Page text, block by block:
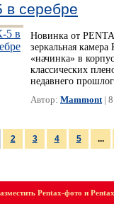
в серебре
Новинка от
зеркальная
«начинка» в
классических
недавнего
Автор: Mammont| 8
2 3 4 5 ...
Pentax-фото и